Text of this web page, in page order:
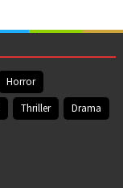
Horror
Thriller
Drama